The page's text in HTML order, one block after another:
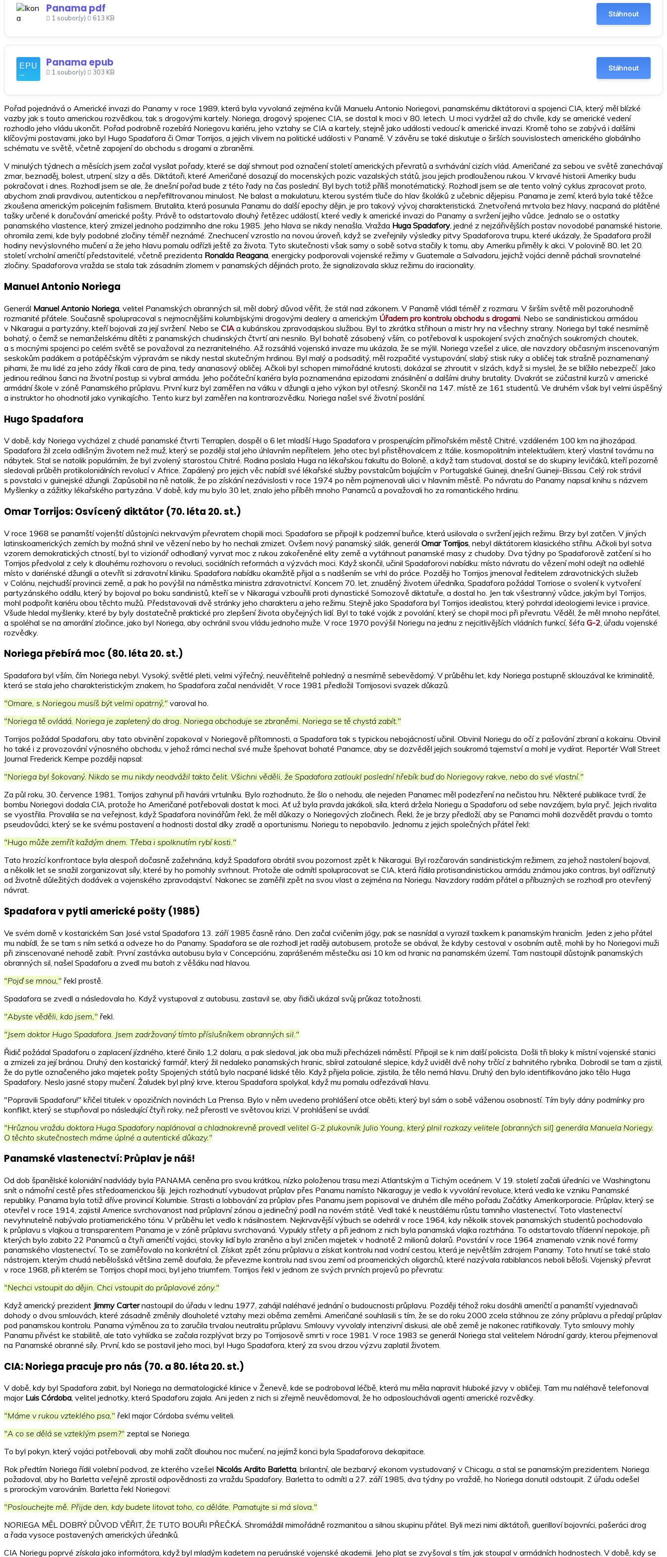
Panama pdf
1 soubor(y) 613 KB Stáhnout
Panama epub
1 soubor(y) 303 KB Stáhnout
Pořad pojednává o Americké invazi do Panamy v roce 1989, která byla vyvolaná zejména kvůli Manuelu Antonio Noriegovi, panamskému diktátorovi a spojenci CIA, který měl blízké
vazby jak s touto americkou rozvědkou, tak s drogovými kartely. Noriega, drogový spojenec CIA, se dostal k moci v 80. letech. U moci vydržel až do chvíle, kdy se americké vedení
rozhodlo jeho vládu ukončit. Pořad podrobně rozebírá Noriegovu kariéru, jeho vztahy se CIA a kartely, stejně jako události vedoucí k americké invazi. Kromě toho se zabývá i dalšími
klíčovými postavami, jako byl Hugo Spadafora či Omar Torrijos, a jejich vlivem na politické události v Panamě. V závěru se také diskutuje o širších souvislostech amerického globálního
schématu ve světě, včetně zapojení do obchodu s drogami a zbraněmi.
V minulých týdnech a měsících jsem začal vysílat pořady, které se dají shrnout pod označení století amerických převratů a svrhávání cizích vlád. Američané za sebou ve světě zanechávají
zmar, beznaděj, bolest, utrpení, slzy a děs. Diktátoři, které Američané dosazují do mocenských pozic vazalských států, jsou jejich prodlouženou rukou. V krvavé historii Ameriky budu
pokračovat i dnes. Rozhodl jsem se ale, že dnešní pořad bude z této řady na čas poslední. Byl bych totiž příliš monotématický. Rozhodl jsem se ale tento volný cyklus zpracovat proto,
abychom znali pravdivou, autentickou a nepřefiltrovanou minulost. Ne balast a makulaturu, kterou systém tluče do hlav školáků z učebnic dějepisu. Panama je zemí, která byla také těžce
zkoušena americkým policejním fašismem. Brutalita, která posunula Panamu do další epochy dějin, je pro takový vývoj charakteristická. Znetvořená mrtvola bez hlavy, nacpaná do plátěné
tašky určené k doručování americké pošty. Právě to odstartovalo dlouhý řetězec událostí, které vedly k americké invazi do Panamy a svržení jejího vůdce. Jednalo se o ostatky
panamského vlastence, který zmizel jednoho podzimního dne roku 1985. Jeho hlava se nikdy nenašla. Vražda Huga Spadafory, jedné z nejzářivějších postav novodobé panamské historie,
ohromila zemi, kde byly podobné zločiny téměř neznámé. Znechucení vzrostlo na novou úroveň, když se zveřejnily výsledky pitvy Spadaforova trupu, které ukázaly, že Spadafora prožil
hodiny nevýslovného mučení a že jeho hlavu pomalu odřízli ještě za života. Tyto skutečnosti však samy o sobě sotva stačily k tomu, aby Ameriku přiměly k akci. V polovině 80. let 20.
století vrcholní američtí představitelé, včetně prezidenta Ronalda Reagana, energicky podporovali vojenské režimy v Guatemale a Salvadoru, jejichž vojáci denně páchali srovnatelné
zločiny. Spadaforova vražda se stala tak zásadním zlomem v panamských dějinách proto, že signalizovala skluz režimu do iracionality.
Manuel Antonio Noriega
Generál Manuel Antonio Noriega , velitel Panamských obranných sil, měl dobrý důvod věřit, že stál nad zákonem. V Panamě vládl téměř z rozmaru. V širším světě měl pozoruhodně
rozmanité přátele. Současně spolupracoval s nejmocnějšími kolumbijskými drogovými dealery a americkým Úřadem pro kontrolu obchodu s drogami . Nebo se sandinistickou armádou
v Nikaragui a partyzány, kteří bojovali za její svržení. Nebo se CIA a kubánskou zpravodajskou službou. Byl to zkrátka střihoun a mistr hry na všechny strany. Noriega byl také nesmírně
bohatý, o čemž se nemanželskému dítěti z panamských chudinských čtvrtí ani nesnilo. Byl bohatě zásobený vším, co potřeboval k uspokojení svých značných soukromých choutek,
a s mocnými spojenci po celém světě se považoval za nezranitelného. Až rozsáhlá vojenská invaze mu ukázala, že se mýlil. Noriega vzešel z ulice, ale navzdory občasným inscenovaným
seskokům padákem a potápěčským výpravám se nikdy nestal skutečným hrdinou. Byl malý a podsaditý, měl rozpačité vystupování, slabý stisk ruky a obličej tak strašně poznamenaný
pihami, že mu lidé za jeho zády říkali cara de pina, tedy ananasový obličej. Ačkoli byl schopen mimořádné krutosti, dokázal se zhroutit v slzách, když si myslel, že se blížilo nebezpečí. Jako
jedinou reálnou šanci na životní postup si vybral armádu. Jeho počáteční kariéra byla poznamenána epizodami znásilnění a dalšími druhy brutality. Dvakrát se zúčastnil kurzů v americké
armádní škole v zóně Panamského průplavu. První kurz byl zaměřen na válku v džungli a jeho výkon byl otřesný. Skončil na 147. místě ze 161 studentů. Ve druhém však byl velmi úspěšný
a instruktor ho ohodnotil jako vynikajícího. Tento kurz byl zaměřen na kontrarozvědku. Noriega našel své životní poslání.
Hugo Spadafora
V době, kdy Noriega vycházel z chudé panamské čtvrti Terraplen, dospěl o 6 let mladší Hugo Spadafora v prosperujícím přímořském městě Chitré, vzdáleném 100 km na jihozápad.
Spadafora žil zcela odlišným životem než muž, který se později stal jeho úhlavním nepřítelem. Jeho otec byl přistěhovalcem z Itálie, kosmopolitním intelektuálem, který vlastnil továrnu na
nábytek. Stal se natolik populárním, že byl zvolený starostou Chitré. Rodina poslala Huga na lékařskou fakultu do Boloně, a když tam studoval, dostal se do skupiny levičáků, kteří pozorně
sledovali průběh protikoloniálních revolucí v Africe. Zapálený pro jejich věc nabídl své lékařské služby povstalcům bojujícím v Portugalské Guineji, dnešní Guineji-Bissau. Celý rok strávil
s povstalci v guinejské džungli. Zapůsobil na ně natolik, že po získání nezávislosti v roce 1974 po něm pojmenovali ulici v hlavním městě. Po návratu do Panamy napsal knihu s názvem
Myšlenky a zážitky lékařského partyzána. V době, kdy mu bylo 30 let, znalo jeho příběh mnoho Panamců a považovali ho za romantického hrdinu.
Omar Torrijos: Osvícený diktátor (70. léta 20. st.)
V roce 1968 se panamští vojenští důstojníci nekrvavým převratem chopili moci. Spadafora se připojil k podzemní buňce, která usilovala o svržení jejich režimu. Brzy byl zatčen. V jiných
latinskoamerických zemích by možná shnil ve vězení nebo by ho nechali zmizet. Ovšem nový panamský silák, generál Omar Torrijos , nebyl diktátorem klasického střihu. Ačkoli byl sotva
vzorem demokratických ctností, byl to vizionář odhodlaný vyrvat moc z rukou zakořeněné elity země a vytáhnout panamské masy z chudoby. Dva týdny po Spadaforově zatčení si ho
Torrijos předvolal z cely k dlouhému rozhovoru o revoluci, sociálních reformách a výzvách moci. Když skončil, učinil Spadaforovi nabídku: místo návratu do vězení mohl odejít na odlehlé
místo v dariénské džungli a otevřít si zdravotní kliniku. Spadafora nabídku okamžitě přijal a s nadšením se vrhl do práce. Později ho Torrijos jmenoval ředitelem zdravotnických služeb
v Colónu, nejchudší provincii země, a pak ho povýšil na náměstka ministra zdravotnictví. Koncem 70. let, znuděný životem úředníka, Spadafora požádal Torriose o svolení k vytvoření
partyzánského oddílu, který by bojoval po boku sandinistů, kteří se v Nikaragui vzbouřili proti dynastické Somozově diktatuře, a dostal ho. Jen tak všestranný vůdce, jakým byl Torrijos,
mohl podpořit kariéru obou těchto mužů. Představovali dvě stránky jeho charakteru a jeho režimu. Stejně jako Spadafora byl Torrijos idealistou, který pohrdal ideologiemi levice i pravice.
Všude hledal myšlenky, které by byly dostatečně praktické pro zlepšení života obyčejných lidí. Byl to také voják z povolání, který se chopil moci při převratu. Věděl, že měl mnoho nepřátel,
a spoléhal se na amorální zločince, jako byl Noriega, aby ochránil svou vládu jednoho muže. V roce 1970 povýšil Noriegu na jednu z nejcitlivějších vládních funkcí, šéfa G-2 , úřadu vojenské
rozvědky.
Noriega přebírá moc (80. léta 20. st.)
Spadafora byl vším, čím Noriega nebyl. Vysoký, světlé pleti, velmi výřečný, neuvěřitelně pohledný a nesmírně sebevědomý. V průběhu let, kdy Noriega postupně sklouzával ke kriminalitě,
která se stala jeho charakteristickým znakem, ho Spadafora začal nenávidět. V roce 1981 předložil Torrijosovi svazek důkazů.
"Omare, s Noriegou musíš být velmi opatrný," varoval ho.
"Noriega tě ovládá. Noriega je zapletený do drog. Noriega obchoduje se zbraněmi. Noriega se tě chystá zabít."
Torrijos požádal Spadaforu, aby tato obvinění zopakoval v Noriegově přítomnosti, a Spadafora tak s typickou nebojácností učinil. Obvinil Noriegu do očí z pašování zbraní a kokainu. Obvinil
ho také i z provozování výnosného obchodu, v jehož rámci nechal své muže špehovat bohaté Panamce, aby se dozvěděl jejich soukromá tajemství a mohl je vydírat. Reportér Wall Street
Journal Frederick Kempe později napsal:
"Noriega byl šokovaný. Nikdo se mu nikdy neodvážil takto čelit. Všichni věděli, že Spadafora zatloukl poslední hřebík buď do Noriegovy rakve, nebo do své vlastní."
Za půl roku, 30. července 1981, Torrijos zahynul při havárii vrtulníku. Bylo rozhodnuto, že šlo o nehodu, ale nejeden Panamec měl podezření na nečistou hru. Některé publikace tvrdí, že
bombu Noriegovi dodala CIA, protože ho Američané potřebovali dostat k moci. Ať už byla pravda jakákoli, síla, která držela Noriegu a Spadaforu od sebe navzájem, byla pryč. Jejich rivalita
se vyostřila. Provalila se na veřejnost, když Spadafora novinářům řekl, že měl důkazy o Noriegových zločinech. Řekl, že je brzy předloží, aby se Panamci mohli dozvědět pravdu o tomto
pseudovůdci, který se ke svému postavení a hodnosti dostal díky zradě a oportunismu. Noriegu to nepobavilo. Jednomu z jejich společných přátel řekl:
"Hugo může zemřít každým dnem. Třeba i spolknutím rybí kosti."
Tato hrozící konfrontace byla alespoň dočasně zažehnána, když Spadafora obrátil svou pozornost zpět k Nikaragui. Byl rozčarován sandinistickým režimem, za jehož nastolení bojoval,
a několik let se snažil zorganizovat síly, které by ho pomohly svrhnout. Protože ale odmítl spolupracovat se CIA, která řídila protisandinistickou armádu známou jako contras, byl odříznutý
od životně důležitých dodávek a vojenského zpravodajství. Nakonec se zaměřil zpět na svou vlast a zejména na Noriegu. Navzdory radám přátel a příbuzných se rozhodl pro otevřený
návrat.
Spadafora v pytli americké pošty (1985)
Ve svém domě v kostarickém San José vstal Spadafora 13. září 1985 časně ráno. Den začal cvičením jógy, pak se nasnídal a vyrazil taxíkem k panamským hranicím. Jeden z jeho přátel
mu nabídl, že se tam s ním setká a odveze ho do Panamy. Spadafora se ale rozhodl jet raději autobusem, protože se obával, že kdyby cestoval v osobním autě, mohli by ho Noriegovi muži
při zinscenované nehodě zabít. První zastávka autobusu byla v Concepciónu, zaprášeném městečku asi 10 km od hranic na panamském území. Tam nastoupil důstojník panamských
obranných sil, našel Spadaforu a zvedl mu batoh z věšáku nad hlavou.
"Pojď se mnou," řekl prostě.
Spadafora se zvedl a následovala ho. Když vystupoval z autobusu, zastavil se, aby řidiči ukázal svůj průkaz totožnosti.
"Abyste věděli, kdo jsem," řekl.
"Jsem doktor Hugo Spadafora. Jsem zadržovaný tímto příslušníkem obranných sil."
Řidič požádal Spadaforu o zaplacení jízdného, které činilo 1,2 dolaru, a pak sledoval, jak oba muži přecházeli náměstí. Připojil se k nim další policista. Došli tři bloky k místní vojenské stanici
a zmizeli za její bránou. Druhý den kostarický farmář, který žil nedaleko panamských hranic, sbíral zatoulané slepice, když uviděl dvě nohy trčící z bahnitého rybníka. Dobrodil se tam a zjistil,
že do pytle označeného jako majetek pošty Spojených států bylo nacpané lidské tělo. Když přijela policie, zjistila, že tělo nemá hlavu. Druhý den bylo identifikováno jako tělo Huga
Spadafory. Neslo jasné stopy mučení. Žaludek byl plný krve, kterou Spadafora spolykal, když mu pomalu odřezávali hlavu.
"Popravili Spadaforu!" křičel titulek v opozičních novinách La Prensa. Bylo v něm uvedeno prohlášení otce oběti, který byl sám o sobě váženou osobností. Tím byly dány podmínky pro
konflikt, který se stupňoval po následující čtyři roky, než přerostl ve světovou krizi. V prohlášení se uvádí:
"Hrůznou vraždu doktora Huga Spadafory naplánoval a chladnokrevně provedl velitel G-2 plukovník Julio Young, který plnil rozkazy velitele [obranných sil] generála Manuela Noriegy.
O těchto skutečnostech máme úplné a autentické důkazy."
Panamské vlastenectví: Průplav je náš!
Od dob španělské koloniální nadvlády byla PANAMA ceněna pro svou krátkou, nízko položenou trasu mezi Atlantským a Tichým oceánem. V 19. století začali úředníci ve Washingtonu
snít o námořní cestě přes středoamerickou šíji. Jejich rozhodnutí vybudovat průplav přes Panamu namísto Nikaraguy je vedlo k vyvolání revoluce, která vedla ke vzniku Panamské
republiky. Panama byla totiž dříve provincií Kolumbie. Strasti a lobbování za průplav přes Panamu jsem popisoval ve druhém díle mého pořadu Začátky Amerikorporacie. Průplav, který se
otevřel v roce 1914, zajistil Americe svrchovanost nad průplavní zónou a jedinečný podíl na novém státě. Vedl také k neustálému růstu tamního vlastenectví. Toto vlastenectví
nevyhnutelně nabývalo protiamerického tónu. V průběhu let vedlo k násilnostem. Nejkrvavější výbuch se odehrál v roce 1964, kdy několik stovek panamských studentů pochodovalo
k průplavu s vlajkou a transparentem Panama je v zóně průplavu svrchovaná. Vypukly střety a při jednom z nich byla panamská vlajka roztrhána. To odstartovalo třídenní nepokoje, při
kterých bylo zabito 22 Panamců a čtyři američtí vojáci, stovky lidí bylo zraněno a byl zničen majetek v hodnotě 2 milionů dolarů. Povstání v roce 1964 znamenalo vznik nové formy
panamského vlastenectví. To se zaměřovalo na konkrétní cíl. Získat zpět zónu průplavu a získat kontrolu nad vodní cestou, která je největším zdrojem Panamy. Toto hnutí se také stalo
nástrojem, kterým chudá nebělošská většina země doufala, že převezme kontrolu nad svou zemí od proamerických oligarchů, které nazývala rabiblancos neboli běloši. Vojenský převrat
v roce 1968, při kterém se Torrijos chopil moci, byl jeho triumfem. Torrijos řekl v jednom ze svých prvních projevů po převratu:
"Nechci vstoupit do dějin. Chci vstoupit do průplavové zóny."
Když americký prezident Jimmy Carternastoupil do úřadu v lednu 1977, zahájil naléhavé jednání o budoucnosti průplavu. Později téhož roku dosáhli američtí a panamští vyjednavači
dohody o dvou smlouvách, které zásadně změnily dlouholeté vztahy mezi oběma zeměmi. Američané souhlasili s tím, že se do roku 2000 zcela stáhnou ze zóny průplavu a předají průplav
pod panamskou kontrolu. Panama výměnou za to zaručila trvalou neutralitu průplavu. Smlouvy vyvolaly intenzivní diskusi, ale obě země je nakonec ratifikovaly. Tyto smlouvy mohly
Panamu přivést ke stabilitě, ale tato vyhlídka se začala rozplývat brzy po Torrijosově smrti v roce 1981. V roce 1983 se generál Noriega stal velitelem Národní gardy, kterou přejmenoval
na Panamské obranné síly. První, kdo se postavil jeho moci, byl Hugo Spadafora, který za svou drzou výzvu zaplatil životem.
CIA: Noriega pracuje pro nás (70. a 80. léta 20. st.)
V době, kdy byl Spadafora zabit, byl Noriega na dermatologické klinice v Ženevě, kde se podroboval léčbě, která mu měla napravit hluboké jizvy v obličeji. Tam mu naléhavě telefonoval
major Luis Córdoba, velitel jednotky, která Spadaforu zajala. Ani jeden z nich si zřejmě neuvědomoval, že ho odposlouchávali agenti americké rozvědky.
"Máme v rukou vzteklého psa," řekl major Córdoba svému veliteli.
"A co se dělá se vzteklým psem?" zeptal se Noriega.
To byl pokyn, který vojáci potřebovali, aby mohli začít dlouhou noc mučení, na jejímž konci byla Spadaforova dekapitace.
Rok předtím Noriega řídil volební podvod, ze kterého vzešel Nicolás Ardito Barletta, brilantní, ale bezbarvý ekonom vystudovaný v Chicagu, a stal se panamským prezidentem. Noriega
požadoval, aby ho Barletta veřejně zprostil odpovědnosti za vraždu Spadafory. Barletta to odmítl a 27. září 1985, dva týdny po vraždě, ho Noriega donutil odstoupit. Z úřadu odešel
s prorockým varováním. Barletta řekl Noriegovi:
"Poslouchejte mě. Přijde den, kdy budete litovat toho, co děláte. Pamatujte si má slova."
NORIEGA MĚL DOBRÝ DŮVOD VĚŘIT, ŽE TUTO BOUŘI PŘEČKÁ. Shromáždil mimořádně rozmanitou a silnou skupinu přátel. Byli mezi nimi diktátoři, guerilloví bojovníci, pašeráci drog
a řada vysoce postavených amerických úředníků.
CIA Noriegu poprvé získala jako informátora, když byl mladým kadetem na peruánské vojenské akademii. Jeho plat se zvyšoval s tím, jak stoupal v armádních hodnostech. V době, kdy se